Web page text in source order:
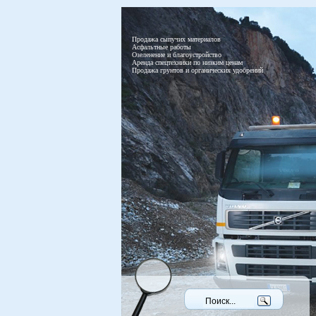
Продажа сыпучих материалов
Асфальтные работы
Озеленение и благоустройство
Аренда спецтехники по низким ценам
Продажа грунтов и органических удобрений